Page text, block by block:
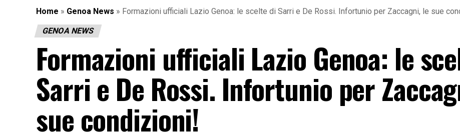
Home » Genoa News » Formazioni ufficiali Lazio Genoa: le scelte di Sarri e De Rossi. Infortunio per Zaccagni, le sue
GENOA NEWS
Formazioni ufficiali Lazio Genoa: le
Sarri e De Rossi. Infortunio per
sue condizioni!